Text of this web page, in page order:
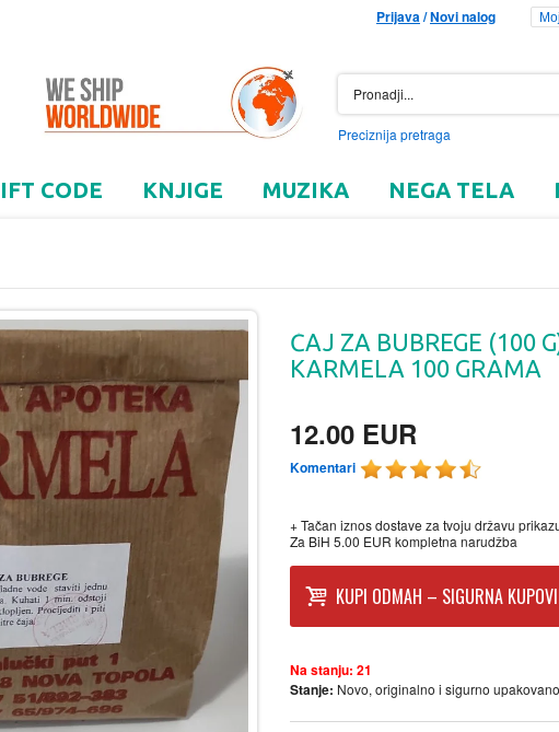
Prijava/Novi nalog
Preciznija pretraga
CODE KNJIGE MUZIKA NEGA TELA
ČAJ ZA BUBREGE (100
KARMELA 100 GRAMA
12.00 EUR
Komentari
+ Tačan iznos dostave za tvoju državu
Za BiH 5.00 EUR kompletna narudžba
KUPI ODMAH – SIGURNA
Na stanju: 21
Stanje: Novo, originalno i sigurno upakovano